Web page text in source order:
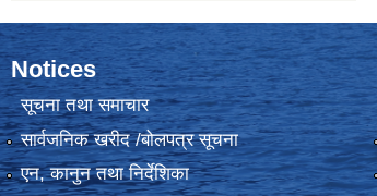
Notices
सूचना तथा समाचार
सार्वजनिक खरीद /बोलपत्र सूचना
एन, कानुन तथा निर्देशिका